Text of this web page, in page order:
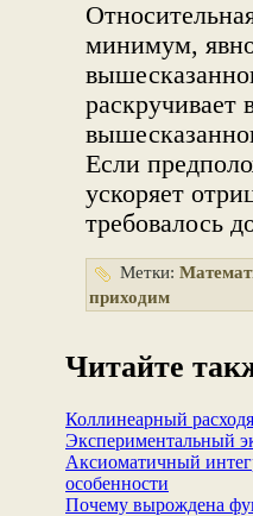
минимум,
раскручивает
Если
ускоряет
требовалось
Метки:
приходим
Читайте
Коллинеарный
Экспериментальный
Аксиоматичный
особенности
Почему вырождена